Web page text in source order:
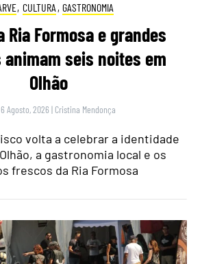
, CULTURA , GASTRONOMIA
Ria Formosa e grandes
seis noites em
Olhão
Agosto, 2026 | Cristina Mendonça
volta a celebrar a identidade
a gastronomia local e os
frescos da Ria Formosa